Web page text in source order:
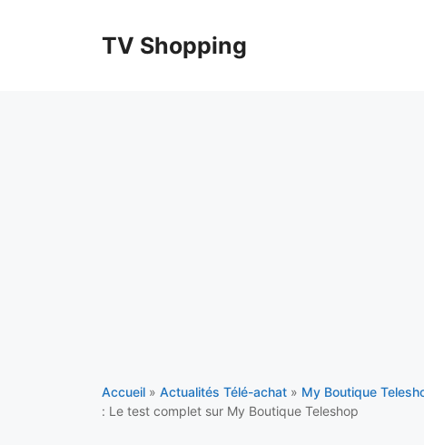
TV Shopping
Accueil » Actualités Télé-achat » My Boutique
: Le test complet sur My Boutique Teleshop